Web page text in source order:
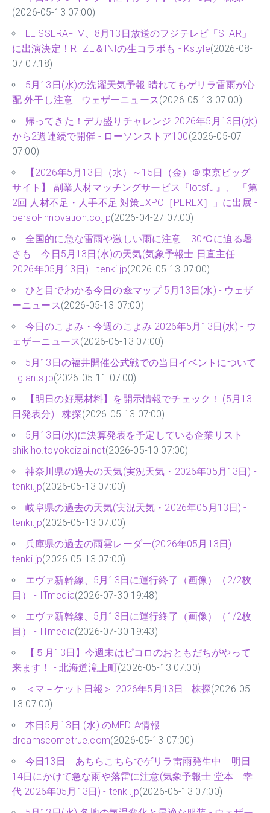
(2026-05-13 07:00)
LE SSERAFIM、8月13日放送のフジテレビ「STAR」
に出演決定！RIIZE＆INIの生コラボも - Kstyle(2026-08-
07 07:18)
5月13日(水)の洗濯天気予報 晴れてもゲリラ雷雨が心
配 外干し注意 - ウェザーニュース(2026-05-13 07:00)
帰ってきた！デカ盛りチャレンジ 2026年5月13日(水)
から2週連続で開催 - ローソンストア100(2026-05-07
07:00)
【2026年5月13日（水）～15日（金）＠東京ビッグ
サイト】 副業人材マッチングサービス『lotsful』、 「第
2回 人材不足・人手不足 対策EXPO［PEREX］」に出展 -
persol-innovation.co.jp(2026-04-27 07:00)
全国的に急な雷雨や激しい雨に注意 30℃に迫る暑
さも 今日5月13日(水)の天気(気象予報士 日直主任
2026年05月13日) - tenki.jp(2026-05-13 07:00)
ひと目でわかる今日の傘マップ 5月13日(水) - ウェザ
ーニュース(2026-05-13 07:00)
今日のこよみ・今週のこよみ 2026年5月13日(水) - ウ
ェザーニュース(2026-05-13 07:00)
5月13日の福井開催公式戦での当日イベントについて
- giants.jp(2026-05-11 07:00)
【明日の好悪材料】を開示情報でチェック！ (5月13
日発表分) - 株探(2026-05-13 07:00)
5月13日(水)に決算発表を予定している企業リスト -
shikiho.toyokeizai.net(2026-05-10 07:00)
神奈川県の過去の天気(実況天気・2026年05月13日) -
tenki.jp(2026-05-13 07:00)
岐阜県の過去の天気(実況天気・2026年05月13日) -
tenki.jp(2026-05-13 07:00)
兵庫県の過去の雨雲レーダー(2026年05月13日) -
tenki.jp(2026-05-13 07:00)
エヴァ新幹線、5月13日に運行終了（画像）（2/2枚
目） - ITmedia(2026-07-30 19:48)
エヴァ新幹線、5月13日に運行終了（画像）（1/2枚
目） - ITmedia(2026-07-30 19:43)
【５月13日】今週末はピコロのおともだちがやって
来ます！ - 北海道滝上町(2026-05-13 07:00)
＜マ－ケット日報＞ 2026年5月13日 - 株探(2026-05-
13 07:00)
本日5月13日 (水) のMEDIA情報 -
dreamscometrue.com(2026-05-13 07:00)
今日13日 あちらこちらでゲリラ雷雨発生中 明日
14日にかけて急な雨や落雷に注意(気象予報士 堂本 幸
代 2026年05月13日) - tenki.jp(2026-05-13 07:00)